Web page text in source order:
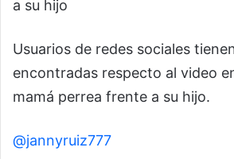
a su hijo
Usuarios de redes sociales
encontradas respecto al video
mamá perrea frente a su hijo.
@jannyruiz777